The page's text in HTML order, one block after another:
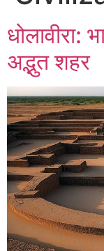
धोलावीरा:
अद्भुत शहर